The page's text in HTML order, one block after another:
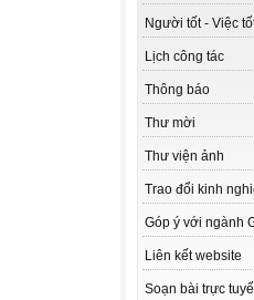
Người tốt - Việc
Lịch công tác
Thông báo
Thư mời
Thư viện ảnh
Trao đổi kinh
Góp ý với ngành
Liên kết website
Soạn bài trực